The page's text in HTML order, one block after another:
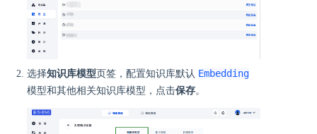
选择知识库模型页签，配置知识库默认 Embedding
模型和其他相关知识库模型，点击保存。